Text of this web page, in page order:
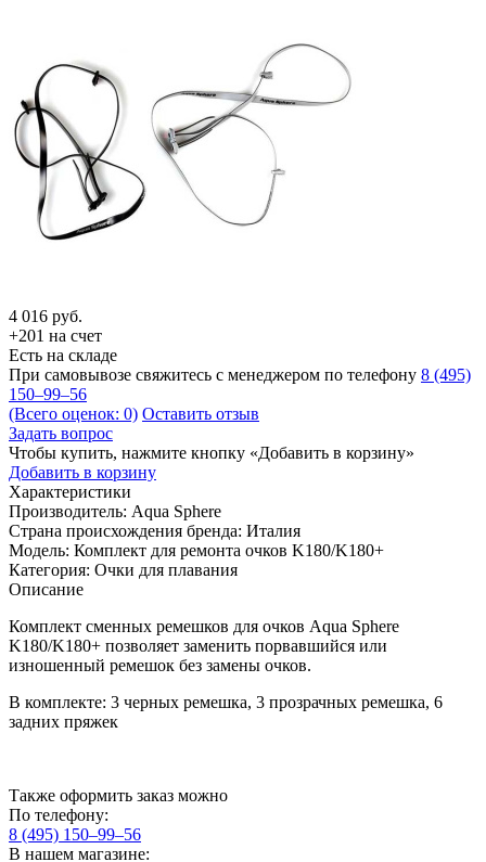
4 016 руб.
+201 на счет
Есть на складе
При самовывозе свяжитесь с менеджером по телефону 8 (495)
150–99–56
(Всего оценок: 0) Оставить отзыв
Задать вопрос
Чтобы купить, нажмите кнопку «Добавить в корзину»
Добавить в корзину
Характеристики
Производитель: Aqua Sphere
Страна происхождения бренда: Италия
Модель: Комплект для ремонта очков K180/K180+
Категория: Очки для плавания
Описание
Комплект сменных ремешков для очков Aqua Sphere
K180/K180+ позволяет заменить порвавшийся или
изношенный ремешок без замены очков.
В комплекте: 3 черных ремешка, 3 прозрачных ремешка, 6
задних пряжек
Также оформить заказ можно
По телефону:
8 (495) 150–99–56
В нашем магазине: